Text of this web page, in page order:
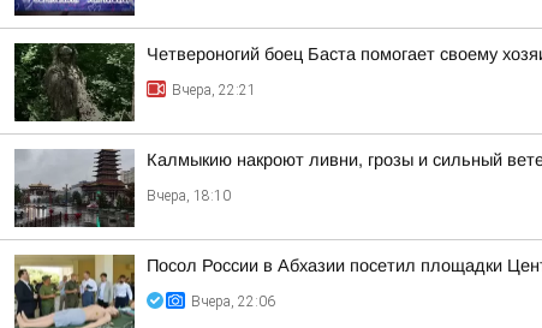
Четвероногий боец Баста помогает своему
Вчера, 22:21
Калмыкию накроют ливни, грозы и сильный
Вчера, 18:10
Посол России в Абхазии посетил площадки
Вчера, 22:06